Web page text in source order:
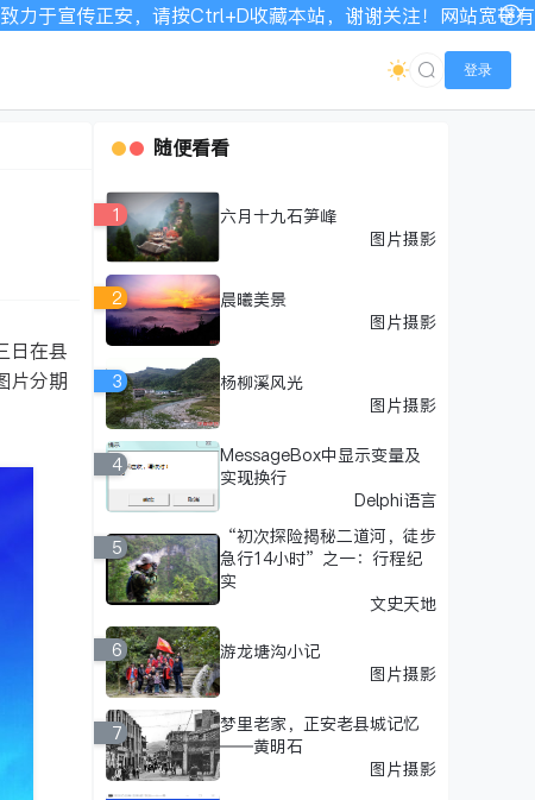
，谢谢关注！网站宽带有限，如显示不全请刷新加载！
登录
日在县
片分期
随便看看
1
六月十九石笋峰
图片摄影
2
晨曦美景
图片摄影
3
杨柳溪风光
图片摄影
4
MessageBox中显示变量及
实现换行
Delphi语言
5
“初次探险揭秘二道河，徒步
急行14小时”之一：行程纪
实
文史天地
6
游龙塘沟小记
图片摄影
7
梦里老家，正安老县城记忆
——黄明石
图片摄影